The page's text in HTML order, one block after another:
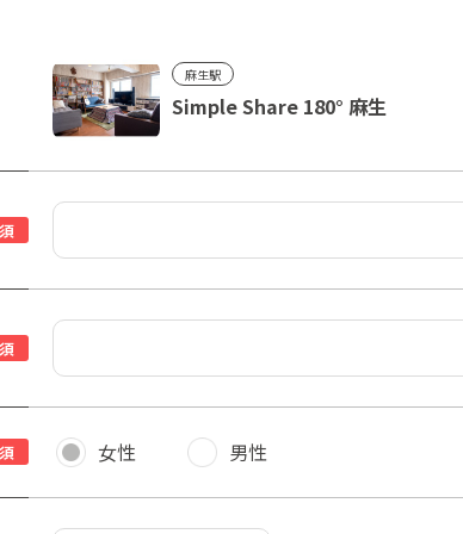
麻生駅
Simple Share 180° 麻生
女性 男性